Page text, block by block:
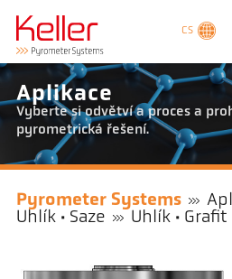
CS
Aplikace
Vyberte si odvětví a proces a
pyrometrická řešení.
Pyrometer Systems
Uhlík · Saze
Uhlík · Grafit